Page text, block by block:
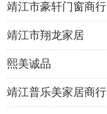
靖江市豪轩门窗商行
靖江市翔龙家居
熙美诚品
靖江普乐美家居商行